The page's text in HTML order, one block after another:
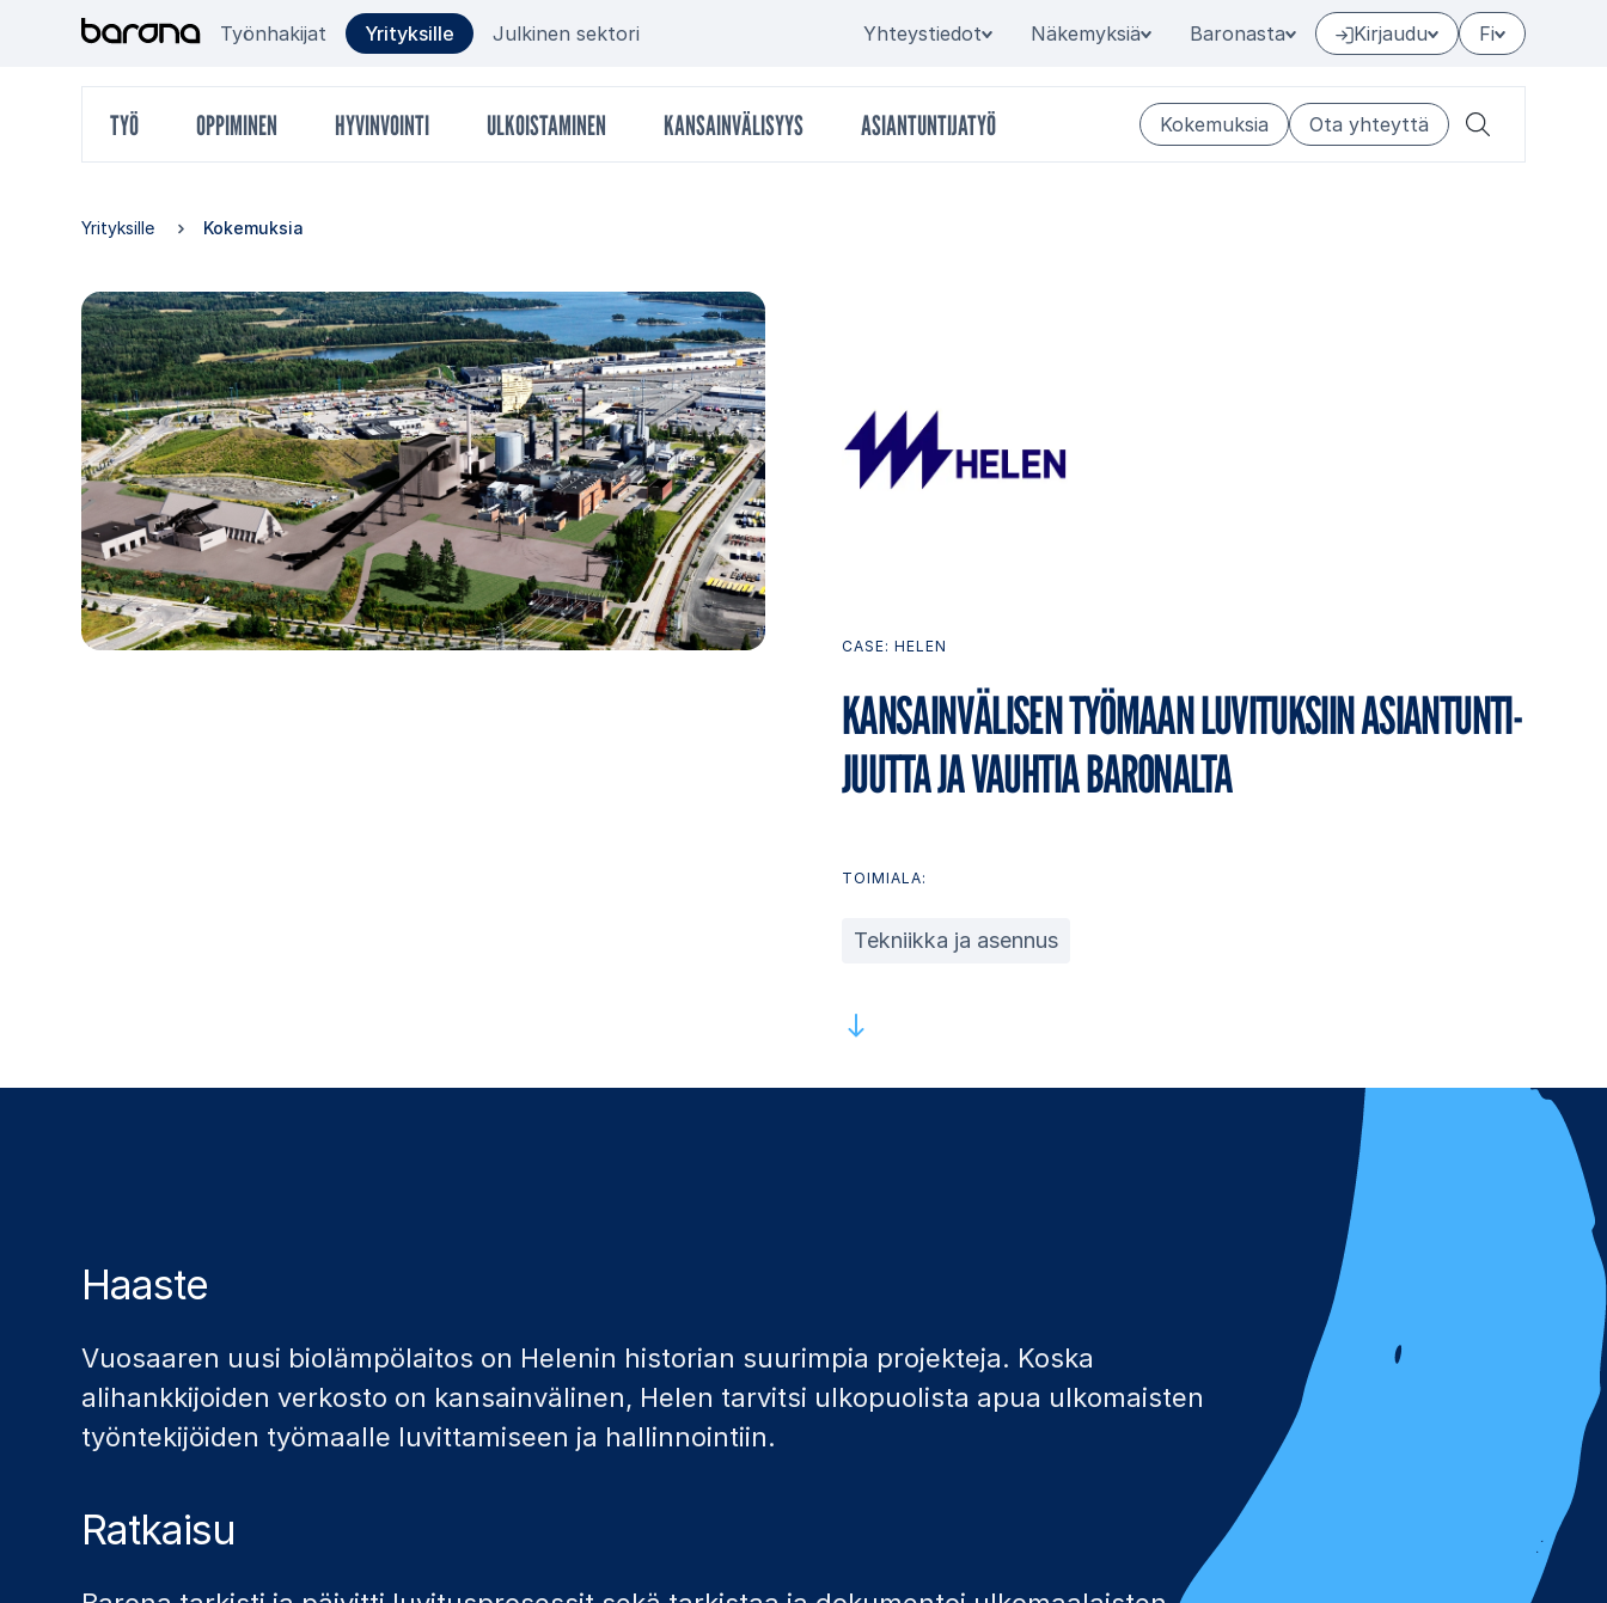
sisältöön
Target
group
menu
Työnhakijat Yrityksille Julkinen sektori SecondaryYhteystiedot Näkemyksiä Baronasta Kirjaudu Fi
Päävalikko
TYÖ OPPIMINEN HYVINVOINTI ULKOISTAMINEN KANSAINVÄLISYYS ASIANTUNTIJATYÖ Kokemuksia Ota yhteyttä Hae
Yrityksille Kokemuksia
CASE: HELEN
KAN­SAIN­VÄ­LI­SEN TYÖ­MAAN LU­VI­TUK­SIIN ASIAN­TUN­TI­
JUUT­TA JA VAUH­TIA BA­RO­NAL­TA
TOIMIALA:
Tekniikka ja asennus
Haaste
Vuosaaren uusi biolämpölaitos on Helenin historian suurimpia projekteja. Koska
alihankkijoiden verkosto on kansainvälinen, Helen tarvitsi ulkopuolista apua ulkomaisten
työntekijöiden työmaalle luvittamiseen ja hallinnointiin.
Ratkaisu